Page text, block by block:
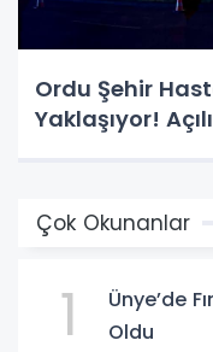
Ordu Şehir
Yaklaşıyor!
Çok Okunanlar
1
Ünye’de
Oldu